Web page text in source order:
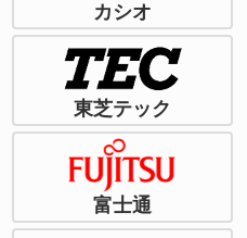
カシオ
東芝テック
富士通